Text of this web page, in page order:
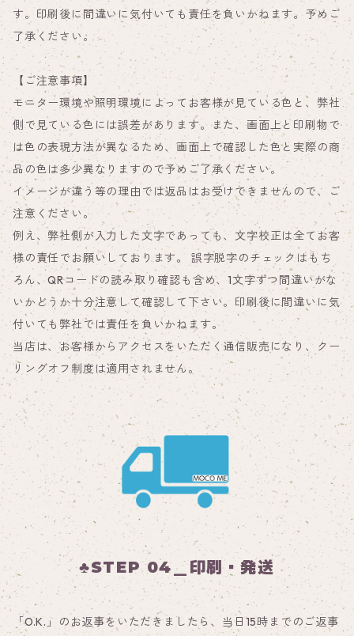
す。印刷後に間違いに気付いても責任を負いかねます。予めご
了承ください。
【ご注意事項】
モニター環境や照明環境によってお客様が見ている色と、弊社
側で見ている色には誤差があります。また、画面上と印刷物で
は色の表現方法が異なるため、画面上で確認した色と実際の商
品の色は多少異なりますので予めご了承ください。
イメージが違う等の理由では返品はお受けできませんので、ご
注意ください。
例え、弊社側が入力した文字であっても、文字校正は全てお客
様の責任でお願いしております。 誤字脱字のチェックはもち
ろん、QRコードの読み取り確認も含め、1文字ずつ間違いがな
いかどうか十分注意して確認して下さい。印刷後に間違いに気
付いても弊社では責任を負いかねます。
当店は、お客様からアクセスをいただく通信販売になり、クー
リングオフ制度は適用されません。
♣STEP 04＿印刷・発送
「O.K.」のお返事をいただきましたら、当日15時までのご返事